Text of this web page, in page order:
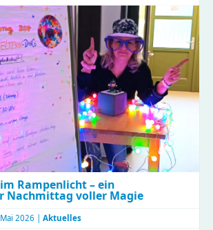
Naturkinderhaus
Rampenlicht – ein
Nachmittag voller Magie
2026 | Aktuelles